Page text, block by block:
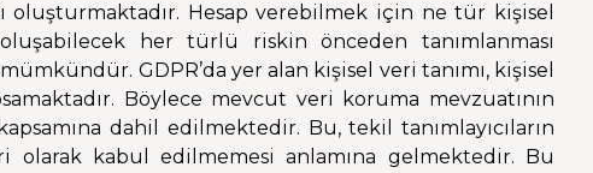
oluşturmaktadır. Hesap verebilmek için ne tür kişisel
her türlü riskin önceden tanımlanması
GDPR’da yer alan kişisel veri tanımı, kişisel
Böylece mevcut veri koruma mevzuatının
dahil edilmektedir. Bu, tekil tanımlayıcıların
olarak kabul edilmemesi anlamına gelmektedir. Bu